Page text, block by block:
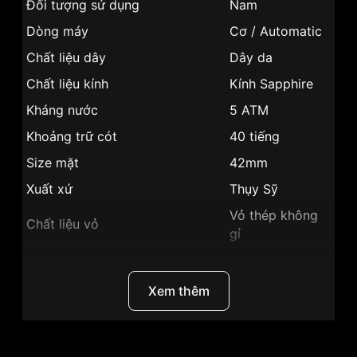
Đối tượng sử dụng
Nam
Dòng máy
Cơ / Automatic
Chất liệu dây
Dây da
Chất liệu kính
Kính Sapphire
Kháng nước
5 ATM
Khoảng trữ cót
40 tiếng
Size mặt
42mm
Xuất xứ
Thụy Sỹ
Chất liệu vỏ
Vỏ thép không
gỉ
Xem thêm